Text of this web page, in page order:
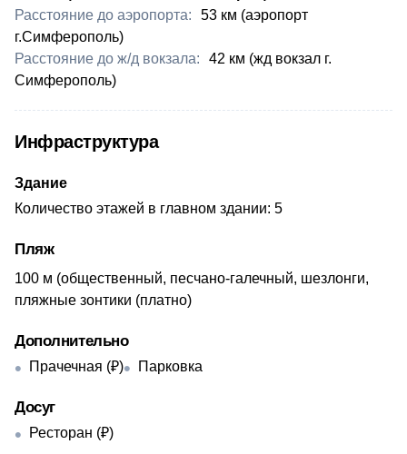
Расстояние до аэропорта:
​53 км (аэропорт
г.Симферополь)
Расстояние до ж/д вокзала:
42 км (жд вокзал г.​
Симферополь)
Инфраструктура
Здание
Количество этажей в главном здании: 5
Пляж
​100 м (общественный, песчано-галечный, шезлонги,
пляжные зонтики (платно)
Дополнительно
Прачечная (₽) Парковка
Досуг
Ресторан (₽)